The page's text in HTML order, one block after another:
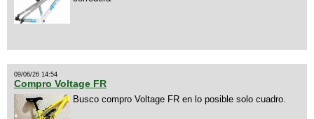
09/06/26 14:54
Compro Voltage FR
Busco compro Voltage FR en lo posible solo cuadro.